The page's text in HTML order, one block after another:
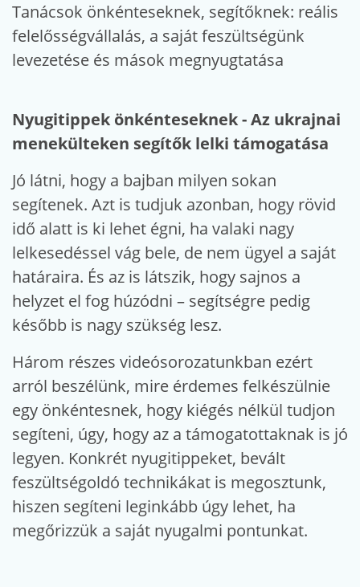
Tanácsok önkénteseknek, segítőknek: reális
felelősségvállalás, a saját feszültségünk
levezetése és mások megnyugtatása
Nyugitippek önkénteseknek - Az ukrajnai
menekülteken segítők lelki támogatása
Jó látni, hogy a bajban milyen sokan
segítenek. Azt is tudjuk azonban, hogy rövid
idő alatt is ki lehet égni, ha valaki nagy
lelkesedéssel vág bele, de nem ügyel a saját
határaira. És az is látszik, hogy sajnos a
helyzet el fog húzódni – segítségre pedig
később is nagy szükség lesz.
Három részes videósorozatunkban ezért
arról beszélünk, mire érdemes felkészülnie
egy önkéntesnek, hogy kiégés nélkül tudjon
segíteni, úgy, hogy az a támogatottaknak is jó
legyen. Konkrét nyugitippeket, bevált
feszültségoldó technikákat is megosztunk,
hiszen segíteni leginkább úgy lehet, ha
megőrizzük a saját nyugalmi pontunkat.